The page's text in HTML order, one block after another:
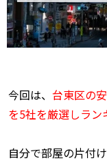
今回は、 台東区の
を5社を厳選しラン
自分で部屋の片付